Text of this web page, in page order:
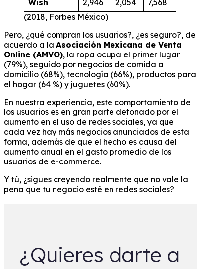
Wish 2,946 2,054
7,568
(2018, Forbes México)
Pero, ¿qué compran los usuarios?, ¿es seguro?, de
acuerdo a la Asociación Mexicana de Venta
Online (AMVO), la ropa ocupa el primer lugar
(79%), seguido por negocios de comida a
domicilio (68%), tecnología (66%), productos para
el hogar (64 %) y juguetes (60%).
En nuestra experiencia, este comportamiento de
los usuarios es en gran parte detonado por el
aumento en el uso de redes sociales, ya que
cada vez hay más negocios anunciados de esta
forma, además de que el hecho es causa del
aumento anual en el gasto promedio de los
usuarios de e-commerce.
Y tú, ¿sigues creyendo realmente que no vale la
pena que tu negocio esté en redes sociales?
¿Quieres darte a